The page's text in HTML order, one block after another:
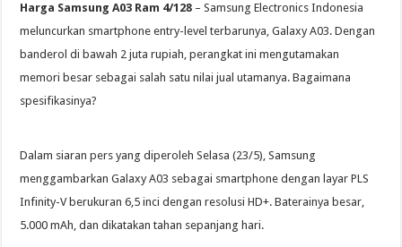
Harga Samsung A03 Ram 4/128 – Samsung Electronics Indonesia
meluncurkan smartphone entry-level terbarunya, Galaxy A03. Dengan
banderol di bawah 2 juta rupiah, perangkat ini mengutamakan
memori besar sebagai salah satu nilai jual utamanya. Bagaimana
spesifikasinya?
Dalam siaran pers yang diperoleh Selasa (23/5), Samsung
menggambarkan Galaxy A03 sebagai smartphone dengan layar PLS
Infinity-V berukuran 6,5 inci dengan resolusi HD+. Baterainya besar,
5.000 mAh, dan dikatakan tahan sepanjang hari.